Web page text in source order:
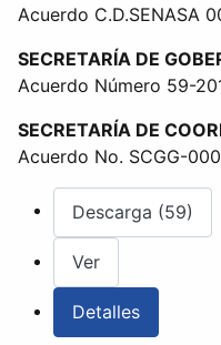
Acuerdo C.D.SENASA
SECRETARÍA DE
Acuerdo Número 59-
SECRETARÍA DE
Acuerdo No. SCGG-
Descarga (59)
Ver
Detalles